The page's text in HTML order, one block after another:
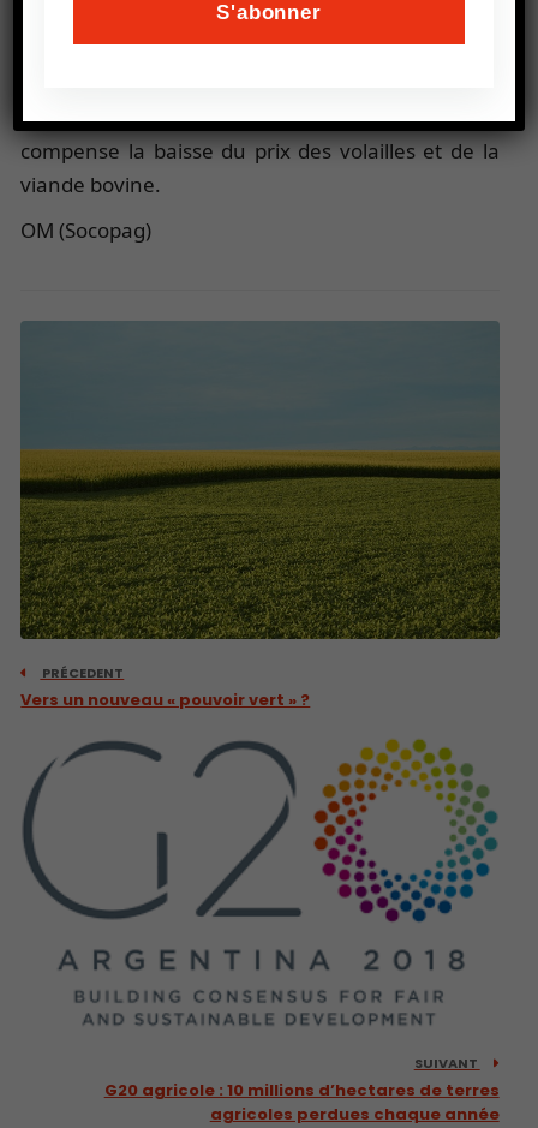
En ce qui concerne la viande, les prix sont
globalement stables par rapport à juillet. La
conséquence d’une très forte demande chinoise,
compense la baisse du prix des volailles et de la
viande bovine.
OM (Socopag)
PRÉCEDENT
Vers un nouveau « pouvoir vert » ?
SUIVANT
G20 agricole : 10 millions d’hectares de terres
agricoles perdues chaque année